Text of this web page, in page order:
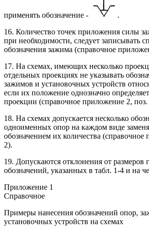
применять обозначение -
.
16. Количество точек приложения силы
при необходимости, следует записывать
обозначения зажима (справочное
17. На схемах, имеющих несколько
отдельных проекциях не указывать
зажимов и установочных устройств
если их положение однозначно
проекции (справочное приложение 2, поз.
18. На схемах допускается несколько
одноименных опор на каждом виде
обозначением их количества (справочное
2).
19. Допускаются отклонения от размеров
обозначений, указанных в табл. 1-4 и на
Приложение 1
Справочное
Примеры нанесения обозначений опор,
установочных устройств на схемах